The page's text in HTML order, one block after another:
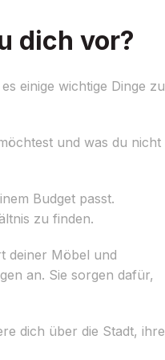
dich vor?
einige wichtige Dinge zu
und was du nicht
Budget passt.
zu finden.
deiner Möbel und
an. Sie sorgen dafür,
dich über die Stadt, ihre